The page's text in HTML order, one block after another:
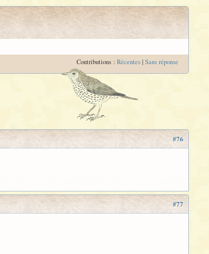
Contributions : Récentes| Sans réponse
#76
#77